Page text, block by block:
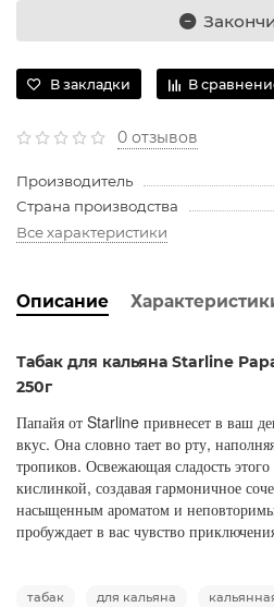
В закладки В
0 отзывов
Производитель
Страна производства
Все характеристики
Описание
Табак для кальяна Starline
250г
Папайя от Starline привнесет в ваш
вкус. Она словно тает во рту,
тропиков. Освежающая сладость этого
кислинкой, создавая гармоничное
насыщенным ароматом и
пробуждает в вас чувство
табак для кальяна